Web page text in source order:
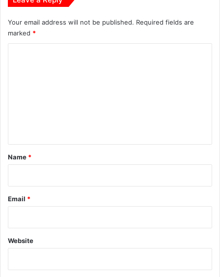
Your email address will not be published. Required fields are
marked *
*
Name *
Email *
Website